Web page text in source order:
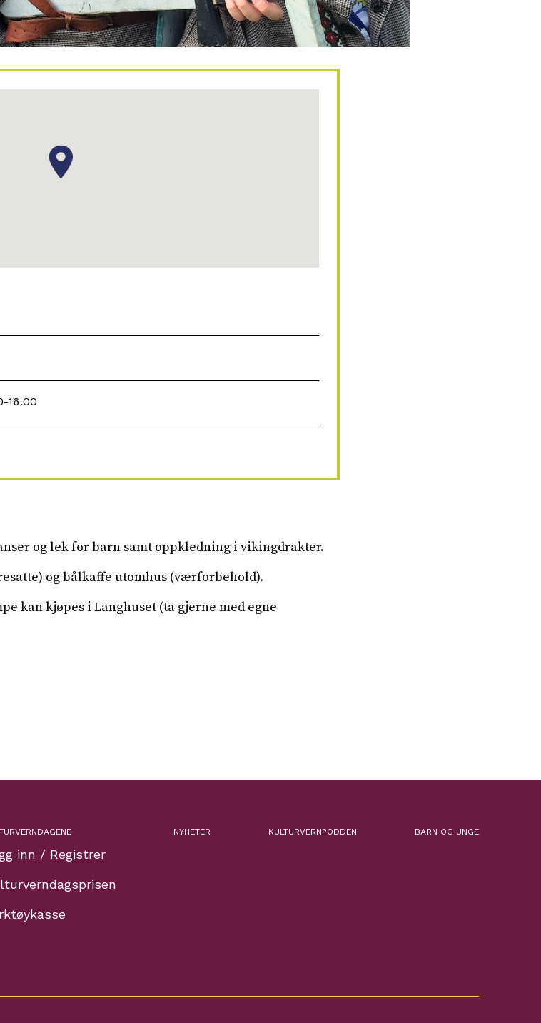
16.00
og lek for barn samt oppkledning i vikingdrakter.
og bålkaffe utomhus (værforbehold).
kan kjøpes i Langhuset (ta gjerne med egne
inn / Registrer
NYHETER KULTURVERNPODDEN BARN OG UNGE